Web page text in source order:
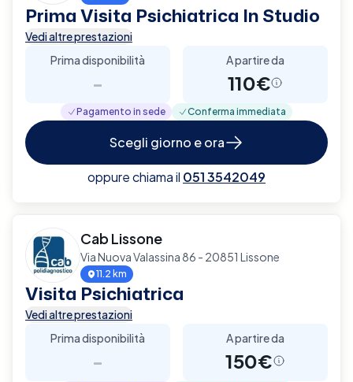
Prima Visita Psichiatrica In Studio
Vedi altre prestazioni
Prima disponibilità
-
A partire da
110€
Pagamento in sede Conferma immediata
Scegli giorno e ora
oppure chiama il 051 3542049
Cab Lissone
Via Nuova Valassina 86 - 20851 Lissone
11.2 km
Visita Psichiatrica
Vedi altre prestazioni
Prima disponibilità
-
A partire da
150€